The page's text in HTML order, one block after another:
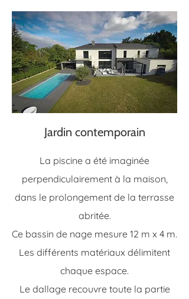
Jardin contemporain
La piscine a été imaginée
perpendiculairement à la maison,
dans le prolongement de la terrasse
abritée.
Ce bassin de nage mesure 12 m x 4 m.
Les différents matériaux délimitent
chaque espace.
Le dallage recouvre toute la partie